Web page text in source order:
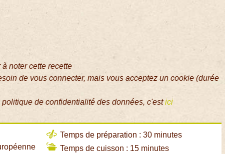
noter cette recette
de vous connecter, mais vous acceptez un cookie (durée
de confidentialité des données, c'estici
Temps de préparation : 30 minutes
Temps de cuisson : 15 minutes